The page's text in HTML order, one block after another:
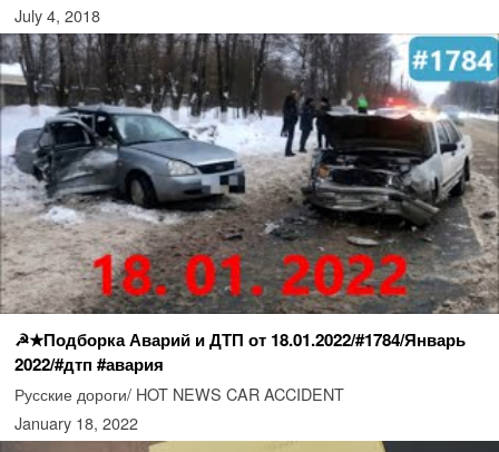
July 4, 2018
☭★Подборка Аварий и ДТП от 18.01.2022/#1784/Январь
2022/#дтп #авария
Русские дороги/ HOT NEWS CAR ACCIDENT
January 18, 2022